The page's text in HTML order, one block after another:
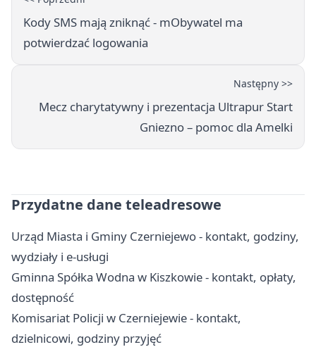
Kody SMS mają zniknąć - mObywatel ma
potwierdzać logowania
Następny >>
Mecz charytatywny i prezentacja Ultrapur Start
Gniezno – pomoc dla Amelki
Przydatne dane teleadresowe
Urząd Miasta i Gminy Czerniejewo - kontakt, godziny,
wydziały i e-usługi
Gminna Spółka Wodna w Kiszkowie - kontakt, opłaty,
dostępność
Komisariat Policji w Czerniejewie - kontakt,
dzielnicowi, godziny przyjęć